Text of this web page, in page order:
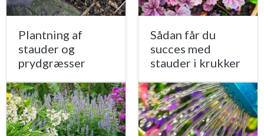
Plantning af
stauder og
prydgræsser
Sådan får du
succes med
stauder i krukker